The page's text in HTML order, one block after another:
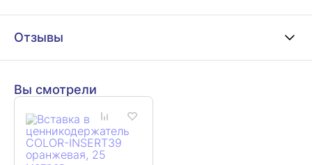
Отзывы
Вы смотрели